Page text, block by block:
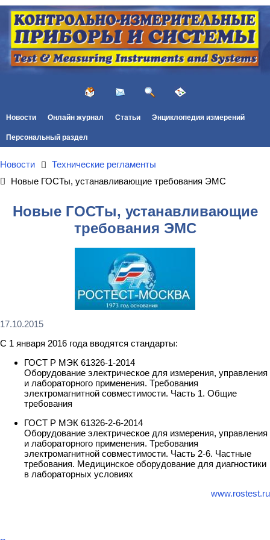
Новости Онлайн журнал Статьи Энциклопедия измерений
Персональный раздел
Новости
Технические регламенты
Новые ГОСТы, устанавливающие требования ЭМС
Новые ГОСТы, устанавливающие
требования ЭМС
17.10.2015
С 1 января 2016 года вводятся стандарты:
ГОСТ Р МЭК 61326-1-2014
Оборудование электрическое для измерения, управления
и лабораторного применения. Требования
электромагнитной совместимости. Часть 1. Общие
требования
ГОСТ Р МЭК 61326-2-6-2014
Оборудование электрическое для измерения, управления
и лабораторного применения. Требования
электромагнитной совместимости. Часть 2-6. Частные
требования. Медицинское оборудование для диагностики
в лабораторных условиях
www.rostest.ru